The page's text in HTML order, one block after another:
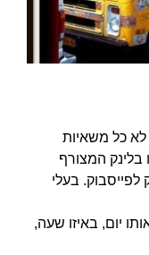
לא כל משאיות
בלינק המצורף
בעלי
יום, באיזו שעה,